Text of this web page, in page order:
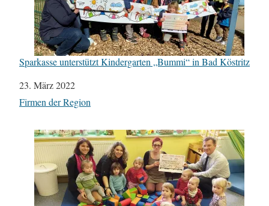
Sparkasse unterstützt Kindergarten „Bummi“ in Bad Köstritz
Datum
23. März 2022
In Bezug auf
Firmen der Region